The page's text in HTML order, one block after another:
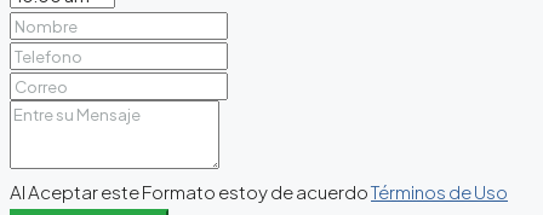
Al Aceptar este Formato estoy de acuerdoTérminos de Uso